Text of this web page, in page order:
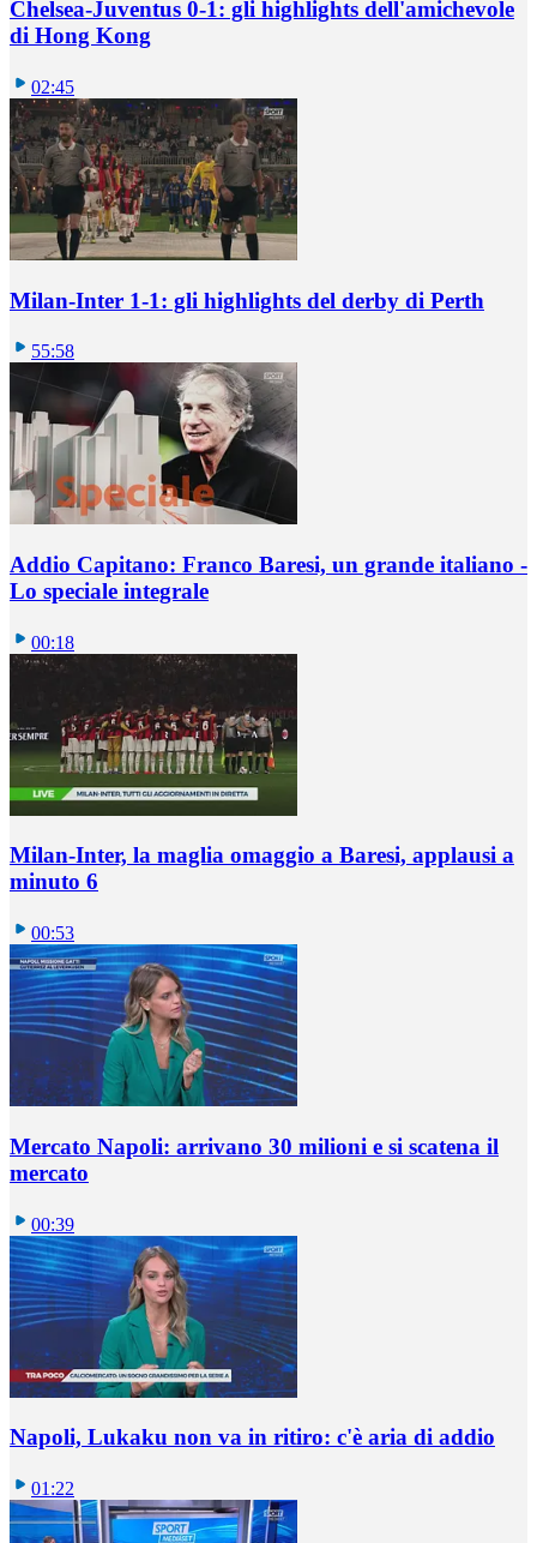
Chelsea-Juventus 0-1: gli highlights dell'amichevole
di Hong Kong
02:45
Milan-Inter 1-1: gli highlights del derby di Perth
55:58
Addio Capitano: Franco Baresi, un grande italiano -
Lo speciale integrale
00:18
Milan-Inter, la maglia omaggio a Baresi, applausi a
minuto 6
00:53
Mercato Napoli: arrivano 30 milioni e si scatena il
mercato
00:39
Napoli, Lukaku non va in ritiro: c'è aria di addio
01:22